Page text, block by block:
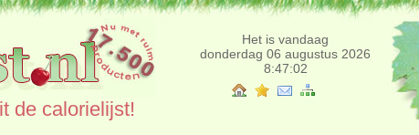
Het is vandaag
donderdag 06 augustus 2026
8:47:02
de calorielijst!